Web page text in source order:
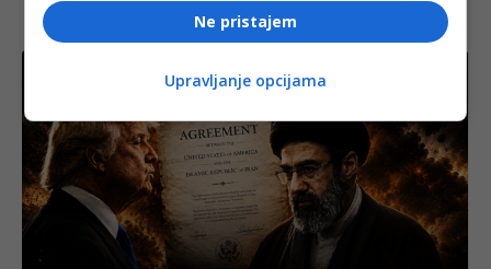
podijelio Trumpov tim, CIA i Rubio ne vjeruju
Teheranu!
Ne pristajem
Upravljanje opcijama